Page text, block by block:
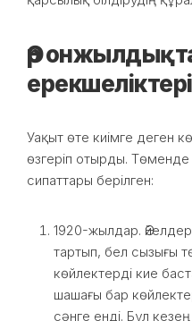
Әр
ерекшеліктері
Уақыт өте киімге деген
өзгеріп отырды.
сипаттары берілген:
1920-жылдар.
тартып, бел сызығы
көйлектерді кие
шашағы бар
сәнге енді. Бұл